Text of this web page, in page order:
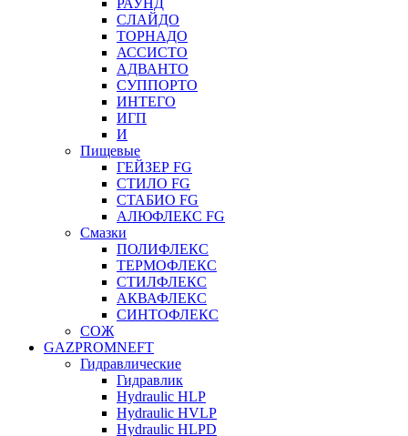
РАУНД
СЛАЙДО
ТОРНАДО
АССИСТО
АДВАНТО
СУППОРТО
ИНТЕГО
ИГП
И
Пищевые
ГЕЙЗЕР FG
СТИЛО FG
СТАБИО FG
АЛЮФЛЕКС FG
Смазки
ПОЛИФЛЕКС
ТЕРМОФЛЕКС
СТИЛФЛЕКС
АКВАФЛЕКС
СИНТОФЛЕКС
СОЖ
GAZPROMNEFT
Гидравлические
Гидравлик
Hydraulic HLP
Hydraulic HVLP
Hydraulic HLPD